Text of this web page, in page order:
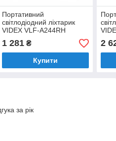
Портативний
світлодіодний ліхтарик
VIDEX VLF-A244RH
600Lm 5000K
(ЗАРЯДЖАЄТЬСЯ ВІД
USB)
1 281₴
Купити
ВІД
2
за рік